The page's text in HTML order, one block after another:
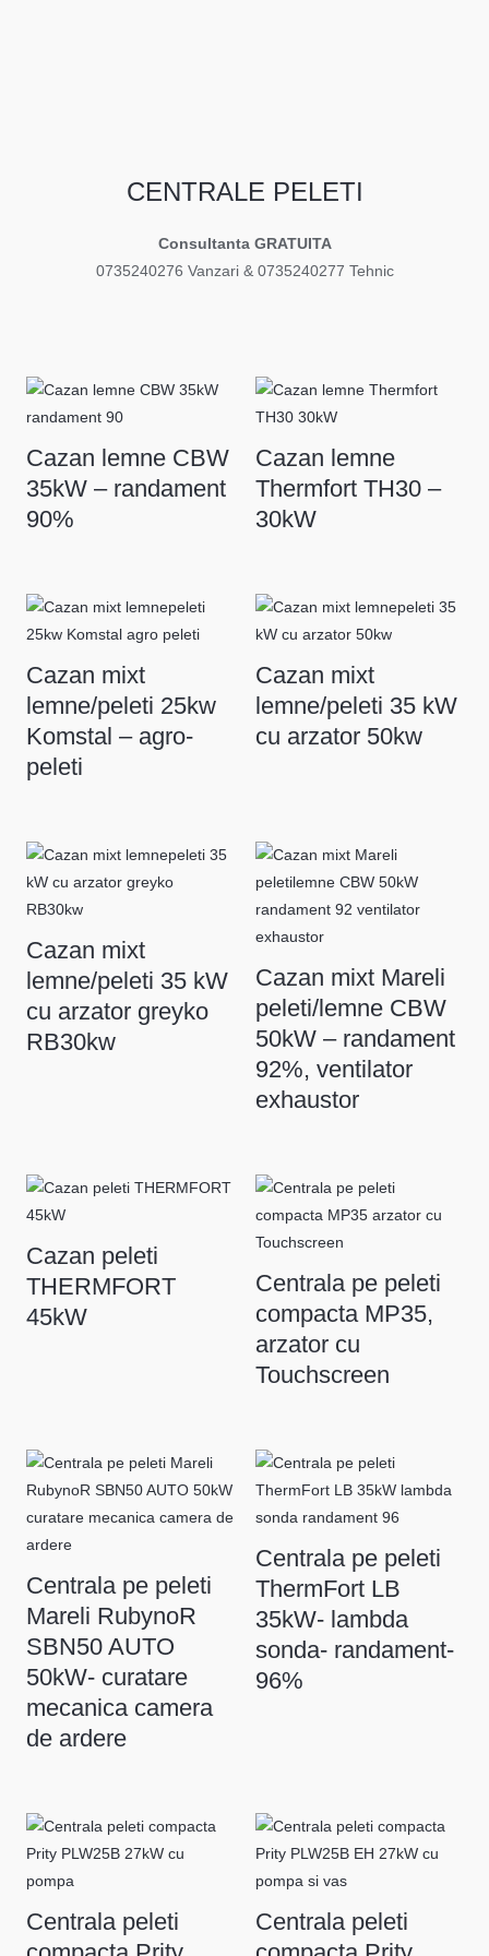
CENTRALE PELETI
Consultanta GRATUITA
0735240276 Vanzari & 0735240277 Tehnic
Cazan lemne CBW
35kW – randament
90%
Cazan lemne
Thermfort TH30 –
30kW
Cazan mixt
lemne/peleti 25kw
Komstal – agro-
peleti
Cazan mixt
lemne/peleti 35 kW
cu arzator 50kw
Cazan mixt
lemne/peleti 35 kW
cu arzator greyko
RB30kw
Cazan mixt Mareli
peleti/lemne CBW
50kW – randament
92%, ventilator
exhaustor
Cazan peleti
THERMFORT
45kW
Centrala pe peleti
compacta MP35,
arzator cu
Touchscreen
Centrala pe peleti
Mareli RubynoR
SBN50 AUTO
50kW- curatare
mecanica camera
de ardere
Centrala pe peleti
ThermFort LB
35kW- lambda
sonda- randament-
96%
Centrala peleti
Centrala peleti